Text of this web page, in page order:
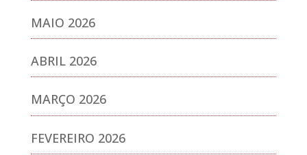
MAIO 2026
ABRIL 2026
MARÇO 2026
FEVEREIRO 2026